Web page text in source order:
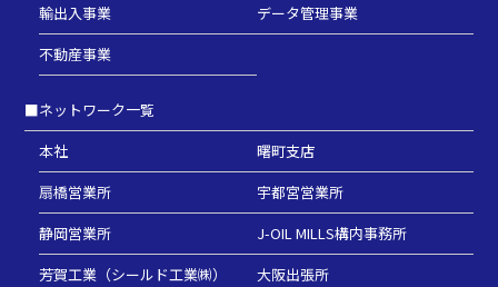
輸出入事業
データ管理事業
不動産事業
■ネットワーク一覧
本社
曙町支店
扇橋営業所
宇都宮営業所
静岡営業所
J-OIL MILLS構内事務所
芳賀工業（シールド工業㈱）
大阪出張所